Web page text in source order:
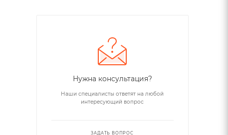
Нужна консультация?
Наши специалисты ответят на любой
интересующий вопрос
ЗАДАТЬ ВОПРОС